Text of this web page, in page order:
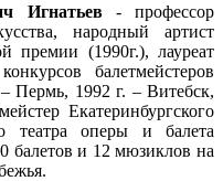
Игнатьев - профессор
народный артист
премии (1990г.), лауреат
балетмейстеров
Пермь, 1992 г. – Витебск,
Екатеринбургского
театра оперы и балета
балетов и 12 мюзиклов на